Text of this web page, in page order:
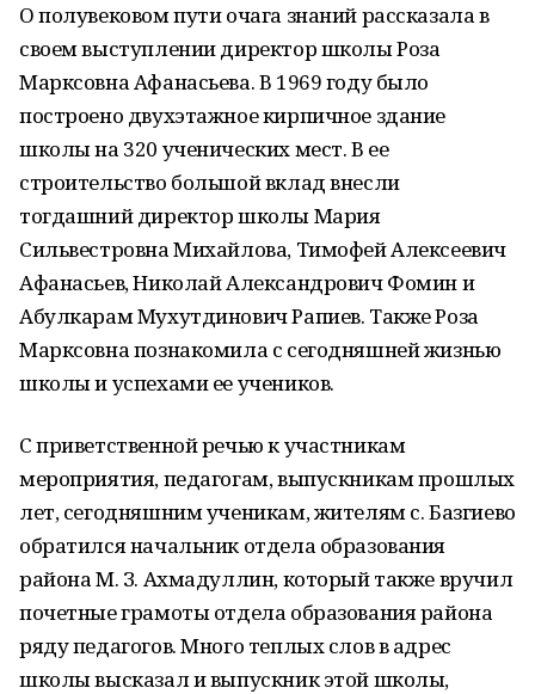
О полувековом пути очага знаний рассказала в
своем выступлении директор школы Роза
Марксовна Афанасьева. В 1969 году было
построено двухэтажное кирпичное здание
школы на 320 ученических мест. В ее
строительство большой вклад внесли
тогдашний директор школы Мария
Сильвестровна Михайлова, Тимофей Алексеевич
Афанасьев, Николай Александрович Фомин и
Абулкарам Мухутдинович Рапиев. Также Роза
Марксовна познакомила с сегодняшней жизнью
школы и успехами ее учеников.
С приветственной речью к участникам
мероприятия, педагогам, выпускникам прошлых
лет, сегодняшним ученикам, жителям с. Базгиево
обратился начальник отдела образования
района М. З. Ахмадуллин, который также вручил
почетные грамоты отдела образования района
ряду педагогов. Много теплых слов в адрес
школы высказал и выпускник этой школы,